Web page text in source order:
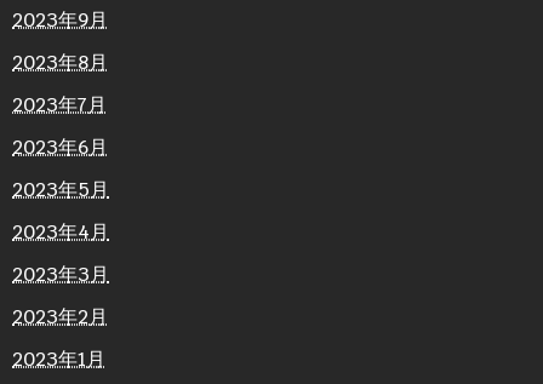
2023年9月
2023年8月
2023年7月
2023年6月
2023年5月
2023年4月
2023年3月
2023年2月
2023年1月